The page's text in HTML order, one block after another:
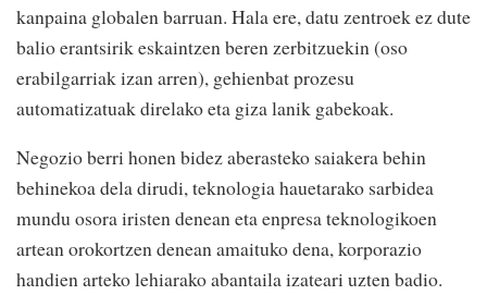
kanpaina globalen barruan. Hala ere, datu zentroek ez dute
balio erantsirik eskaintzen beren zerbitzuekin (oso
erabilgarriak izan arren), gehienbat prozesu
automatizatuak direlako eta giza lanik gabekoak.
Negozio berri honen bidez aberasteko saiakera behin
behinekoa dela dirudi, teknologia hauetarako sarbidea
mundu osora iristen denean eta enpresa teknologikoen
artean orokortzen denean amaituko dena, korporazio
handien arteko lehiarako abantaila izateari uzten badio.